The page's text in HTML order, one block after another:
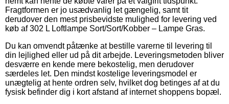
Fragtformen er jo usædvanlig let gængelig, samt tit
derudover den mest prisbevidste mulighed for levering ved
køb af 302 L Loftlampe Sort/Sort/Kobber – Lampe Gras.
Du kan omvendt påtænke at bestille varerne til levering til
din lejlighed eller ud på dit arbejde. Leveringsmetoden bliver
desværre en kende mere bekostelig, men derudover
særdeles let. Den mindst kostelige leveringsmodel er
unægtelig at hente ordren selv, hvilket dog betinges af at du
fysisk befinder dig i kort afstand af internet shoppens bopæl.